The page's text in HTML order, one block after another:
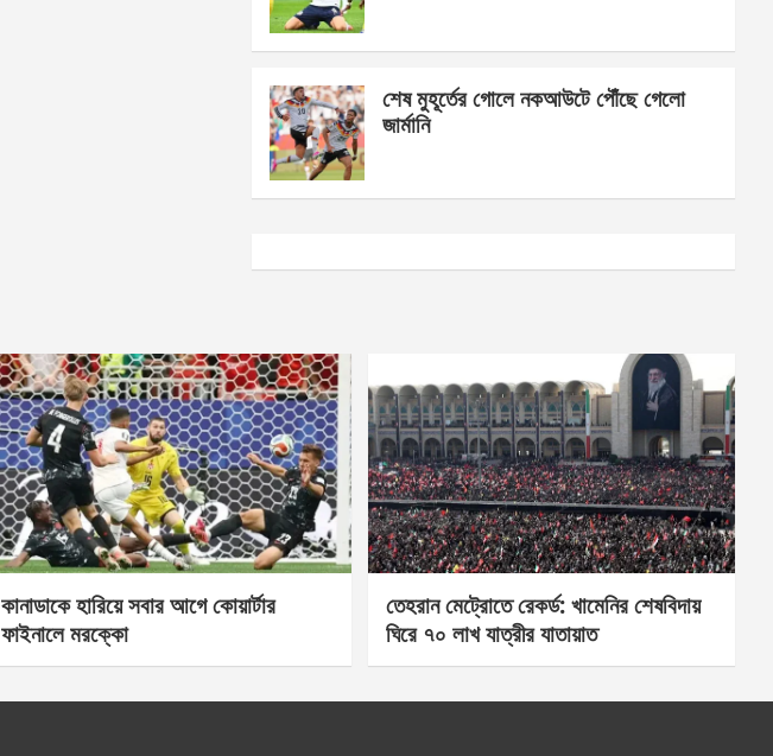
শেষ মুহূর্তের গোলে নকআউটে পৌঁছে গেলো
জার্মানি
কানাডাকে হারিয়ে সবার আগে কোয়ার্টার
ফাইনালে মরক্কো
তেহরান মেট্রোতে রেকর্ড: খামেনির শেষবিদায়
ঘিরে ৭০ লাখ যাত্রীর যাতায়াত